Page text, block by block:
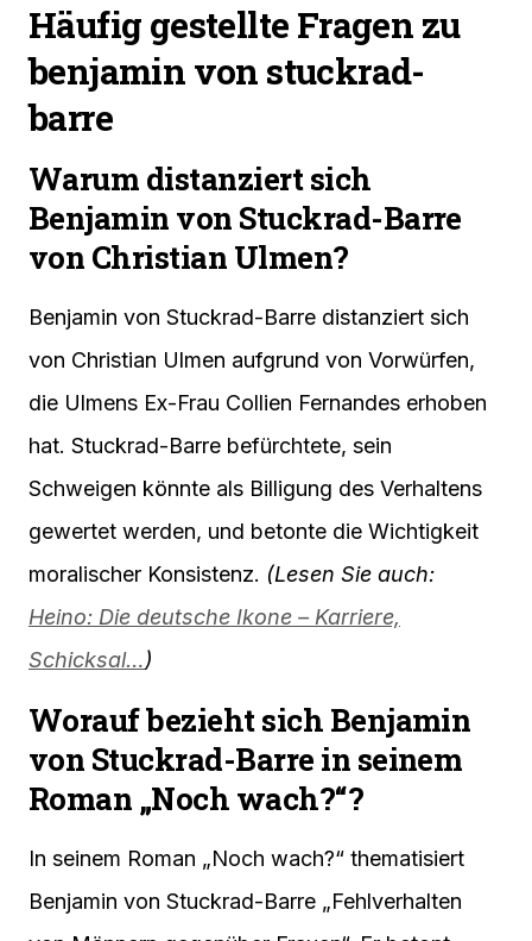
Häufig gestellte Fragen zu
benjamin von stuckrad-
barre
Warum distanziert sich
Benjamin von Stuckrad-Barre
von Christian Ulmen?
Benjamin von Stuckrad-Barre distanziert sich
von Christian Ulmen aufgrund von Vorwürfen,
die Ulmens Ex-Frau Collien Fernandes erhoben
hat. Stuckrad-Barre befürchtete, sein
Schweigen könnte als Billigung des Verhaltens
gewertet werden, und betonte die Wichtigkeit
moralischer Konsistenz. (Lesen Sie auch:
Heino: Die deutsche Ikone – Karriere,
Schicksal…)
Worauf bezieht sich Benjamin
von Stuckrad-Barre in seinem
Roman „Noch wach?“?
In seinem Roman „Noch wach?“ thematisiert
Benjamin von Stuckrad-Barre „Fehlverhalten